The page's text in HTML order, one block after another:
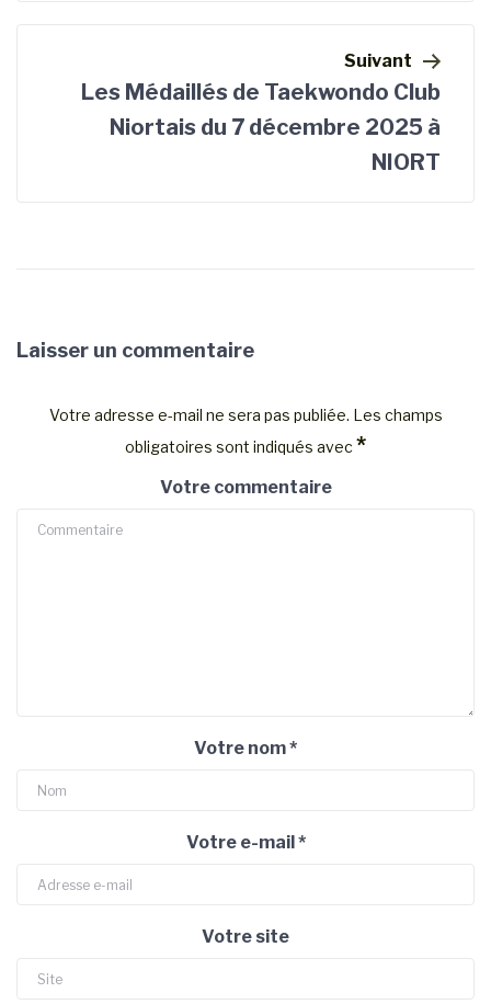
Suivant
Les Médaillés de Taekwondo Club
Niortais du 7 décembre 2025 à
NIORT
Laisser un commentaire
Votre adresse e-mail ne sera pas publiée. Les champs
obligatoires sont indiqués avec*
Votre commentaire
Votre nom*
Votre e-mail*
Votre site